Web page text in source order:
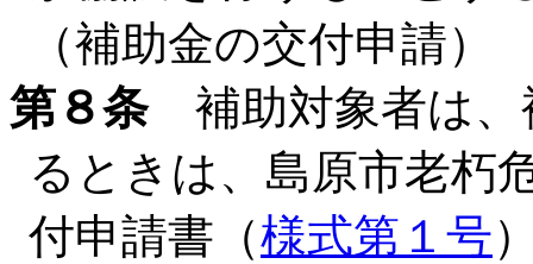
（補助金の交付申請）
第８条補助対象者は、
るときは、島原市老朽
付申請書（様式第１号